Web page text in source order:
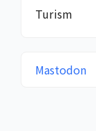
Turism
Mastodon